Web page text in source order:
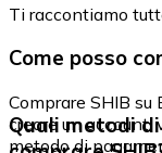
Ti raccontiamo
Come posso
Comprare SHIB
creare un account,
metodo di
Quali metodi